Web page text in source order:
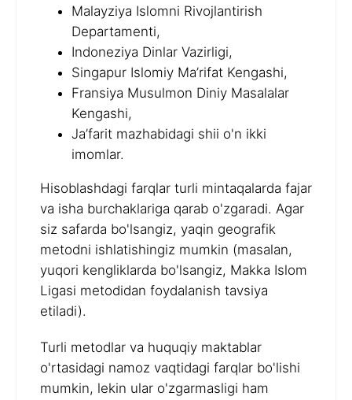
Malayziya Islomni Rivojlantirish
Departamenti,
Indoneziya Dinlar Vazirligi,
Singapur Islomiy Ma’rifat Kengashi,
Fransiya Musulmon Diniy Masalalar
Kengashi,
Ja’farit mazhabidagi shii o'n ikki
imomlar.
Hisoblashdagi farqlar turli mintaqalarda fajar
va isha burchaklariga qarab o'zgaradi. Agar
siz safarda bo'lsangiz, yaqin geografik
metodni ishlatishingiz mumkin (masalan,
yuqori kengliklarda bo'lsangiz, Makka Islom
Ligasi metodidan foydalanish tavsiya
etiladi).
Turli metodlar va huquqiy maktablar
o'rtasidagi namoz vaqtidagi farqlar bo'lishi
mumkin, lekin ular o'zgarmasligi ham